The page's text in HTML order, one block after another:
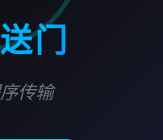
门
传输